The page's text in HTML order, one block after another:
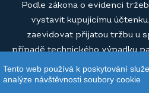
© 2026Vaše
Podle zákona o evidenci
vystavit kupujícímu
zaevidovat přijatou tržbu u
případě technického výpadku
Tento web používá k poskytování
analýze návštěvnosti soubory cookie